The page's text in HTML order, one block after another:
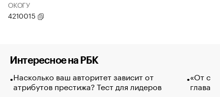
ОКОГУ
4210015
Интересное на РБК
Насколько ваш авторитет зависит от
атрибутов престижа? Тест для лидеров
«От
глава